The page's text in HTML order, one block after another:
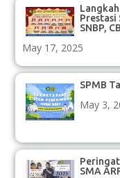
Prestasi
SNBP,
May 17, 2025
SPMB
May 3,
SMA